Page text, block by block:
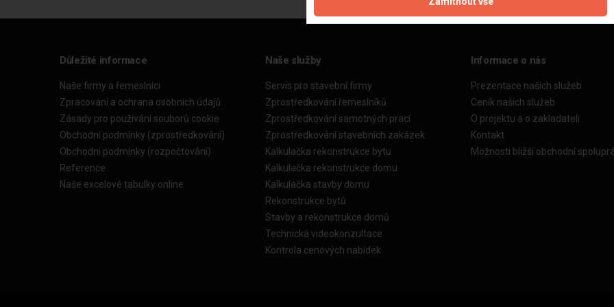
Důležité informace
Naše firmy a řemeslníci
Zpracování a ochrana osobních údajů
Zásady pro používání souborů cookie
Obchodní podmínky (zprostředkování)
Obchodní podmínky (rozpočtování)
Reference
Naše excelové tabulky online
Naše služby
Servis pro stavební firmy
Zprostředkování řemeslníků
Zprostředkování samotných prací
Zprostředkování stavebních zakázek
Kalkulačka rekonstrukce bytu
Kalkulačka rekonstrukce domu
Kalkulačka stavby domu
Rekonstrukce bytů
Stavby a rekonstrukce domů
Technická videokonzultace
Kontrola cenových nabídek
Informace o nás
Prezentace našich služeb
Ceník našich služeb
O projektu a o zakladateli
Kontakt
Možnosti bližší obchodní